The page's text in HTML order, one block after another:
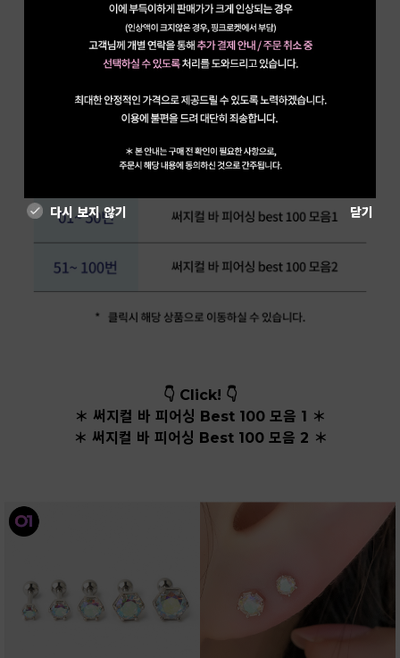
👇 Click! 👇
＊ 써지컬 바 피어싱 Best 100 모음 1 ＊
＊ 써지컬 바 피어싱 Best 100 모음 2 ＊
다시 보지 않기 닫기